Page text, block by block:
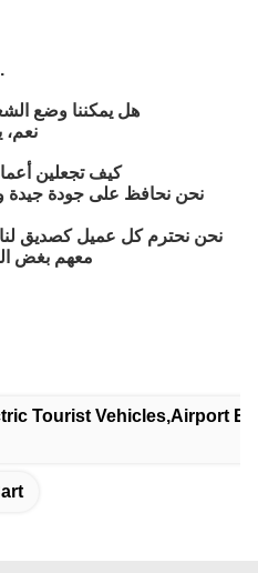
يمكنك طلب MOQ وحدة واحدة.
2هل يمكننا وضع
3كيف تجعلين
معهم بغض
Tourist Vehicles,airport